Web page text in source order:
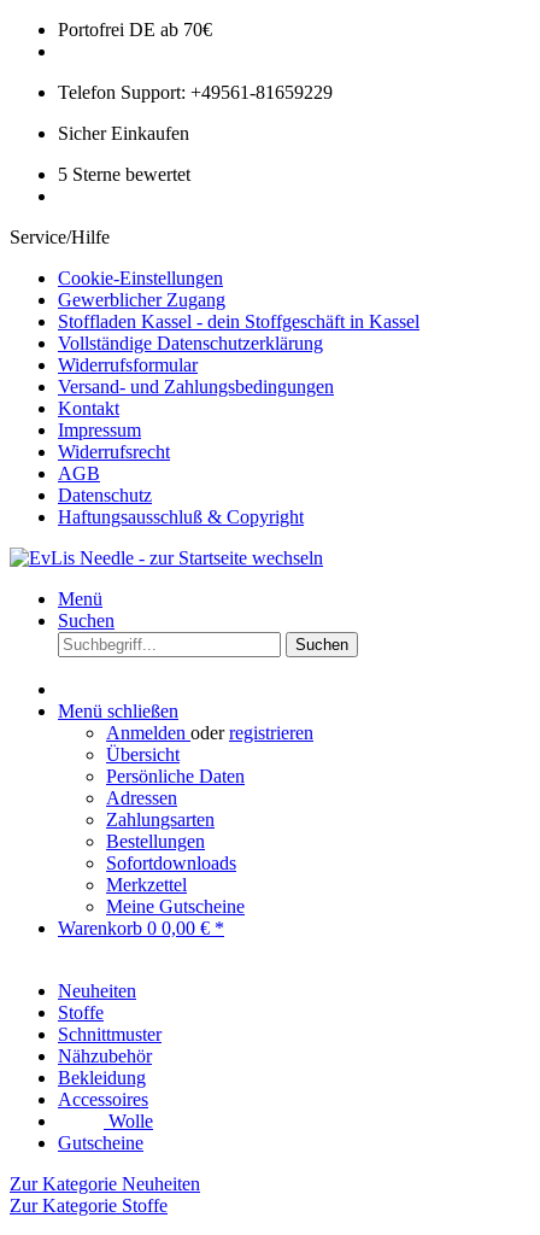
Portofrei DE ab 70€
Telefon Support: +49561-81659229
Sicher Einkaufen
5 Sterne bewertet
Service/Hilfe
Cookie-Einstellungen
Gewerblicher Zugang
Stoffladen Kassel - dein Stoffgeschäft in Kassel
Vollständige Datenschutzerklärung
Widerrufsformular
Versand- und Zahlungsbedingungen
Kontakt
Impressum
Widerrufsrecht
AGB
Datenschutz
Haftungsausschluß & Copyright
Menü
Suchen
Suchen
Menü schließen
Anmelden oderregistrieren
Übersicht
Persönliche Daten
Adressen
Zahlungsarten
Bestellungen
Sofortdownloads
Merkzettel
Meine Gutscheine
Warenkorb 0 0,00 € *
Neuheiten
Stoffe
Schnittmuster
Nähzubehör
Bekleidung
Accessoires
Wolle
Gutscheine
Zur Kategorie Neuheiten
Zur Kategorie Stoffe